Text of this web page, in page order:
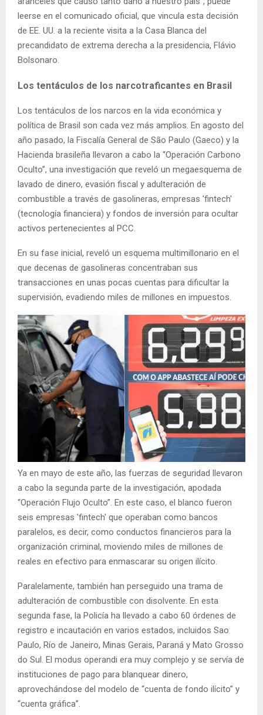
leerse en el comunicado oficial, que vincula esta decisión
de EE. UU. a la reciente visita a la Casa Blanca del
precandidato de extrema derecha a la presidencia, Flávio
Bolsonaro.
Los tentáculos de los narcotraficantes en Brasil
Los tentáculos de los narcos en la vida económica y
política de Brasil son cada vez más amplios. En agosto del
año pasado, la Fiscalía General de São Paulo (Gaeco) y la
Hacienda brasileña llevaron a cabo la “Operación Carbono
Oculto”, una investigación que reveló un megaesquema de
lavado de dinero, evasión fiscal y adulteración de
combustible a través de gasolineras, empresas 'fintech'
(tecnología financiera) y fondos de inversión para ocultar
activos pertenecientes al PCC.
En su fase inicial, reveló un esquema multimillonario en el
que decenas de gasolineras concentraban sus
transacciones en unas pocas cuentas para dificultar la
supervisión, evadiendo miles de millones en impuestos.
Ya en mayo de este año, las fuerzas de seguridad llevaron
a cabo la segunda parte de la investigación, apodada
“Operación Flujo Oculto”. En este caso, el blanco fueron
seis empresas 'fintech' que operaban como bancos
paralelos, es decir, como conductos financieros para la
organización criminal, moviendo miles de millones de
reales en efectivo para enmascarar su origen ilícito.
Paralelamente, también han perseguido una trama de
adulteración de combustible con disolvente. En esta
segunda fase, la Policía ha llevado a cabo 60 órdenes de
registro e incautación en varios estados, incluidos Sao
Paulo, Río de Janeiro, Minas Gerais, Paraná y Mato Grosso
do Sul. El modus operandi era muy complejo y se servía de
instituciones de pago para blanquear dinero,
aprovechándose del modelo de “cuenta de fondo ilícito” y
“cuenta gráfica”.